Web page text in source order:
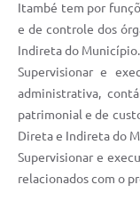
Itambé tem por
e de controle dos
Indireta do Município.
Supervisionar e
administrativa,
patrimonial e de
Direta e Indireta do
Supervisionar e
relacionados com o